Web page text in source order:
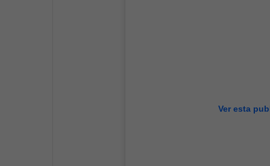
Ver esta